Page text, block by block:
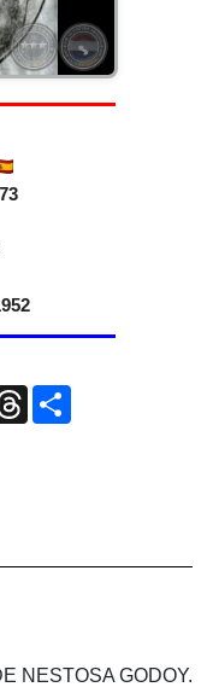
ThreadsCompartir
NESTOSA GODOY.